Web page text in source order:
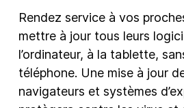
Rendez service à vos
mettre à jour tous leurs
l’ordinateur, à la tablette,
téléphone. Une mise à jour
navigateurs et systèmes